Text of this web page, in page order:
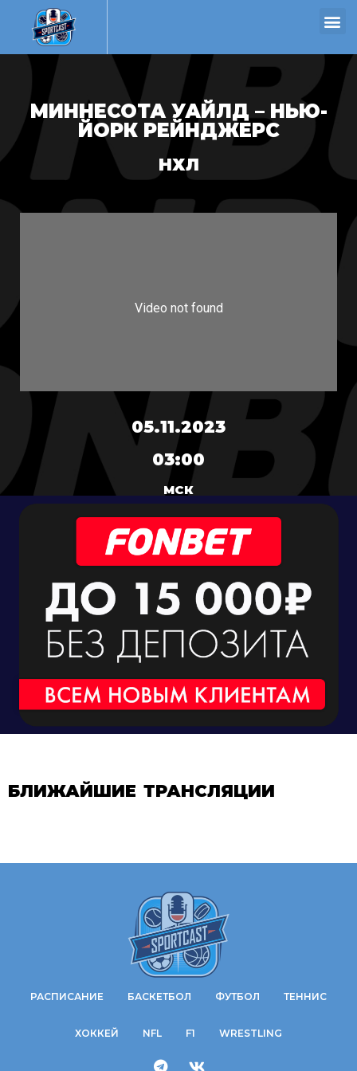
МИННЕСОТА УАЙЛД – НЬЮ-
ЙОРК РЕЙНДЖЕРС
НХЛ
05.11.2023
03:00
МСК
БЛИЖАЙШИЕ ТРАНСЛЯЦИИ
РАСПИСАНИЕ БАСКЕТБОЛ ФУТБОЛ ТЕННИС
ХОККЕЙ NFL F1 WRESTLING